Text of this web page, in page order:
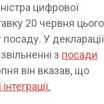
цифрової
20 червня цього
У декларації
з посади
він вказав, що